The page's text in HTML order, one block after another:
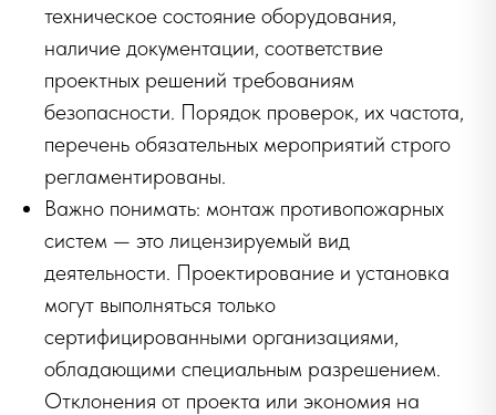
техническое состояние оборудования,
наличие документации, соответствие
проектных решений требованиям
безопасности. Порядок проверок, их частота,
перечень обязательных мероприятий строго
регламентированы.
Важно понимать: монтаж противопожарных
систем — это лицензируемый вид
деятельности. Проектирование и установка
могут выполняться только
сертифицированными организациями,
обладающими специальным разрешением.
Отклонения от проекта или экономия на